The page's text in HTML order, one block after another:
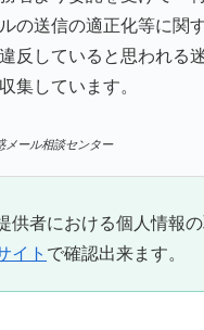
の送信の適正化等に関
反していると思われる
集しています。
メール相談センター
供者における個人情報
イト で確認出来ます。